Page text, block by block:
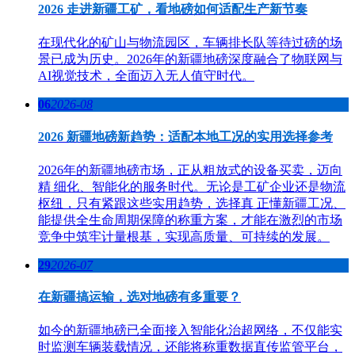
2026 走进新疆工矿，看地磅如何适配生产新节奏
在现代化的矿山与物流园区，车辆排长队等待过磅的场
景已成为历史。2026年的新疆地磅深度融合了物联网与
AI视觉技术，全面迈入无人值守时代。
062026-08
2026 新疆地磅新趋势：适配本地工况的实用选择参考
2026年的新疆地磅市场，正从粗放式的设备买卖，迈向
精 细化、智能化的服务时代。无论是工矿企业还是物流
枢纽，只有紧跟这些实用趋势，选择真 正懂新疆工况、
能提供全生命周期保障的称重方案，才能在激烈的市场
竞争中筑牢计量根基，实现高质量、可持续的发展。
292026-07
在新疆搞运输，选对地磅有多重要？
如今的新疆地磅已全面接入智能化治超网络，不仅能实
时监测车辆装载情况，还能将称重数据直传监管平台，